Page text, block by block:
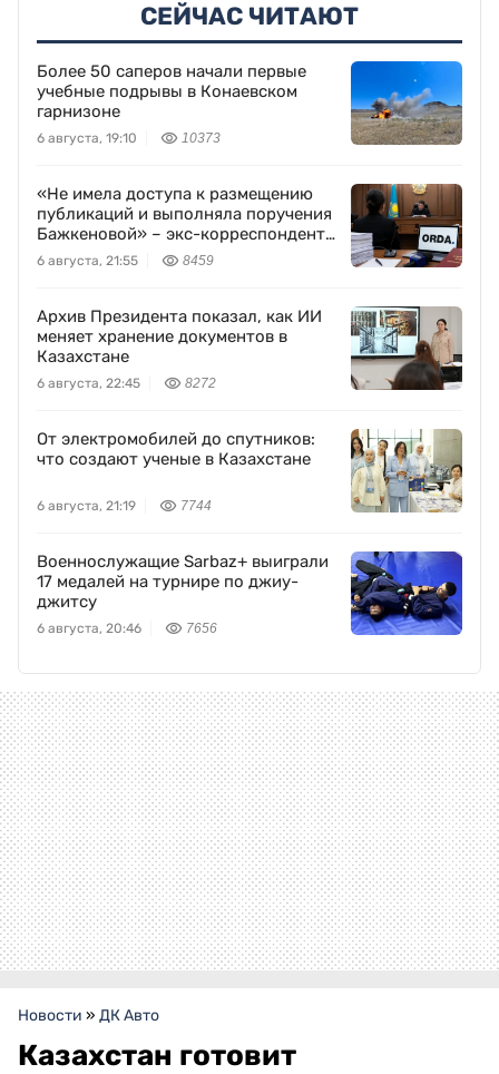
СЕЙЧАС ЧИТАЮТ
Более 50 саперов начали первые
учебные подрывы в Конаевском
гарнизоне
6 августа, 19:10 10373
«Не имела доступа к размещению
публикаций и выполняла поручения
Бажкеновой» – экс-корреспондент
Orda.kz Дуйсенова
6 августа, 21:55 8459
Архив Президента показал, как ИИ
меняет хранение документов в
Казахстане
6 августа, 22:45 8272
От электромобилей до спутников:
что создают ученые в Казахстане
6 августа, 21:19 7744
Военнослужащие Sarbaz+ выиграли
17 медалей на турнире по джиу-
джитсу
6 августа, 20:46 7656
Новости » ДК Авто
Казахстан готовит